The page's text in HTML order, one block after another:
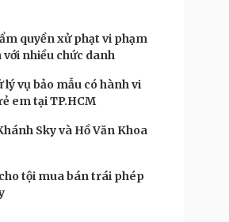
quyền xử phạt vi phạm
nhiều chức danh
lý vụ bảo mẫu có hành vi
em tại TP.HCM
Sky và Hồ Văn Khoa
tội mua bán trái phép